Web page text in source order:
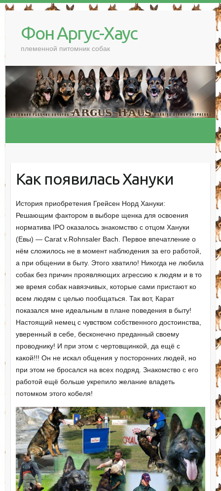
Фон Аргус-Хаус
племенной питомник собак
Как появилась Хануки
История приобретения Грейсен Норд Хануки:
Решающим фактором в выборе щенка для освоения
норматива IPO оказалось знакомство с отцом Хануки
(Евы) — Carat v.Rohnsaler Bach. Первое впечатление о
нём сложилось не в момент наблюдения за его работой,
а при общении в быту. Этого хватило! Никогда не любила
собак без причин проявляющих агрессию к людям и в то
же время собак навязчивых, которые сами пристают ко
всем людям с целью пообщаться. Так вот, Карат
показался мне идеальным в плане поведения в быту!
Настоящий немец с чувством собственного достоинства,
уверенный в себе, бесконечно преданный своему
проводнику! И при этом с чертовщинкой, да ещё с
какой!!! Он не искал общения у посторонних людей, но
при этом не бросался на всех подряд. Знакомство с его
работой ещё больше укрепило желание владеть
потомком этого кобеля!